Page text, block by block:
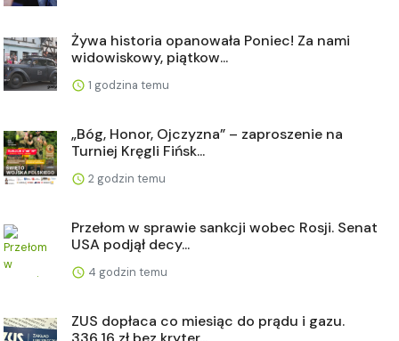
Żywa historia opanowała Poniec! Za nami
widowiskowy, piątkow...
1 godzina temu
„Bóg, Honor, Ojczyzna” – zaproszenie na
Turniej Kręgli Fińsk...
2 godzin temu
Przełom w sprawie sankcji wobec Rosji. Senat
USA podjął decy...
4 godzin temu
ZUS dopłaca co miesiąc do prądu i gazu.